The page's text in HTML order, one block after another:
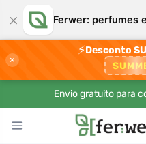
× Ferwer: perfumes
×
⚡Desconto
Envio gratuito para